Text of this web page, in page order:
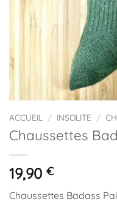
ACCUEIL / INSOLITE /
Chaussettes
19,90 €
Chaussettes Badass